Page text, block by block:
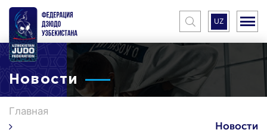
UZ
Новости
Главная
Новости